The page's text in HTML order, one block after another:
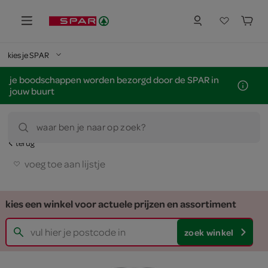
kies je SPAR
je boodschappen worden bezorgd door de SPAR in
jouw buurt
waar ben je naar op zoek?
terug
voeg toe aan lijstje
kies een winkel voor actuele prijzen en assortiment
zoek winkel